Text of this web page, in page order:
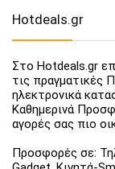
Hotdeals.gr
Στο Hotdeals.gr
τις πραγματικές
ηλεκτρονικά
Καθημερινά
αγορές σας πιο
Προσφορές σε: